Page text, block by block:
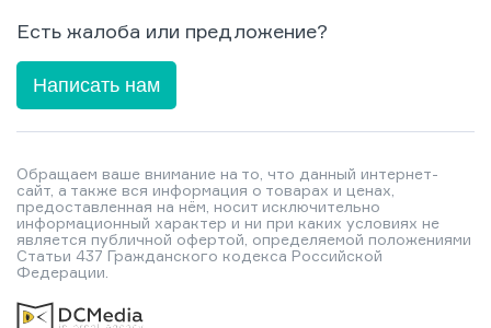
Есть жалоба или предложение?
Написать нам
Обращаем ваше внимание на то, что данный интернет-
сайт, а также вся информация о товарах и ценах,
предоставленная на нём, носит исключительно
информационный характер и ни при каких условиях не
является публичной офертой, определяемой положениями
Статьи 437 Гражданского кодекса Российской
Федерации.